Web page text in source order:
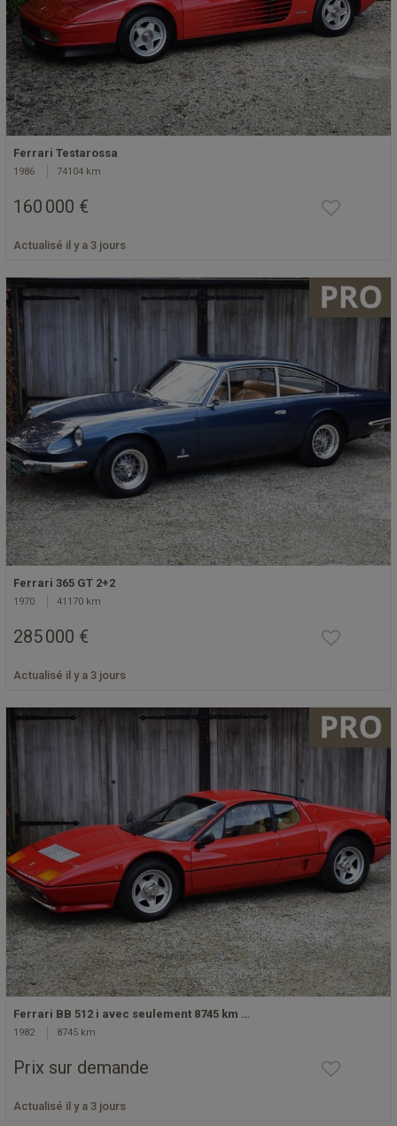
Ferrari Testarossa
1986 74104 km
160 000 €
Actualisé il y a 3 jours
Ferrari 365 GT 2+2
1970 41170 km
285 000 €
Actualisé il y a 3 jours
Ferrari BB 512 i avec seulement 8745 km …
1982 8745 km
Prix sur demande
Actualisé il y a 3 jours